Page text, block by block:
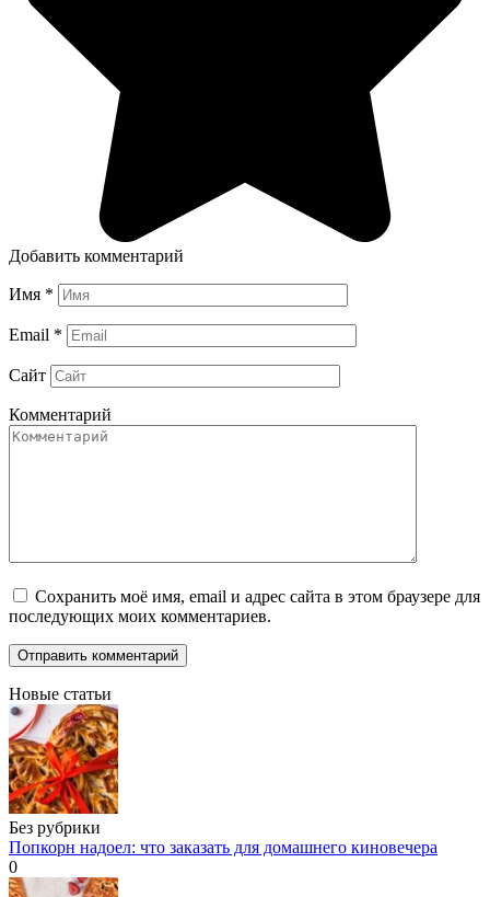
Добавить комментарий
Имя *
Email *
Сайт
Комментарий
Сохранить моё имя, email и адрес сайта в этом браузере для
последующих моих комментариев.
Новые статьи
Без рубрики
Попкорн надоел: что заказать для домашнего киновечера
0